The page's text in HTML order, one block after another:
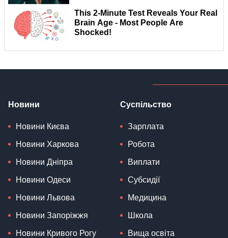
Новини
Новини Києва
Новини Харкова
Новини Дніпра
Новини Одеси
Новини Львова
Новини Запоріжжя
Новини Кривого Рогу
Суспільство
Зарплата
Робота
Виплати
Субсидії
Медицина
Школа
Вища освіта